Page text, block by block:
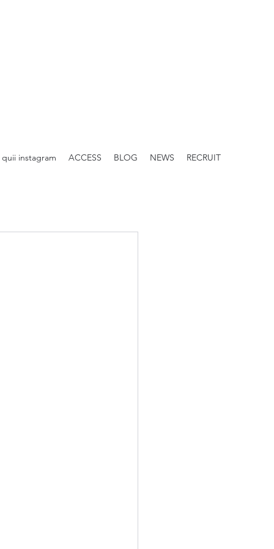
quii instagram ACCESS BLOG NEWS RECRUIT